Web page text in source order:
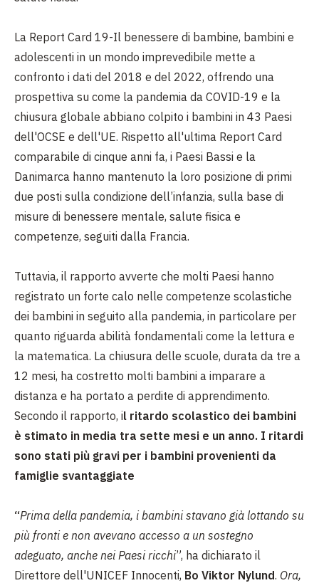
La Report Card 19-Il benessere di bambine, bambini e
adolescenti in un mondo imprevedibile mette a
confronto i dati del 2018 e del 2022, offrendo una
prospettiva su come la pandemia da COVID-19 e la
chiusura globale abbiano colpito i bambini in 43 Paesi
dell'OCSE e dell'UE. Rispetto all'ultima Report Card
comparabile di cinque anni fa, i Paesi Bassi e la
Danimarca hanno mantenuto la loro posizione di primi
due posti sulla condizione dell’infanzia, sulla base di
misure di benessere mentale, salute fisica e
competenze, seguiti dalla Francia.
Tuttavia, il rapporto avverte che molti Paesi hanno
registrato un forte calo nelle competenze scolastiche
dei bambini in seguito alla pandemia, in particolare per
quanto riguarda abilità fondamentali come la lettura e
la matematica. La chiusura delle scuole, durata da tre a
12 mesi, ha costretto molti bambini a imparare a
distanza e ha portato a perdite di apprendimento.
Secondo il rapporto, il ritardo scolastico dei bambini
è stimato in media tra sette mesi e un anno. I ritardi
sono stati più gravi per i bambini provenienti da
famiglie svantaggiate
“Prima della pandemia, i bambini stavano già lottando su
più fronti e non avevano accesso a un sostegno
adeguato, anche nei Paesi ricchi”, ha dichiarato il
Direttore dell'UNICEF Innocenti, Bo Viktor Nylund. Ora,